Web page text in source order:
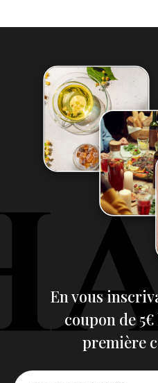
En vous
coupon de
première